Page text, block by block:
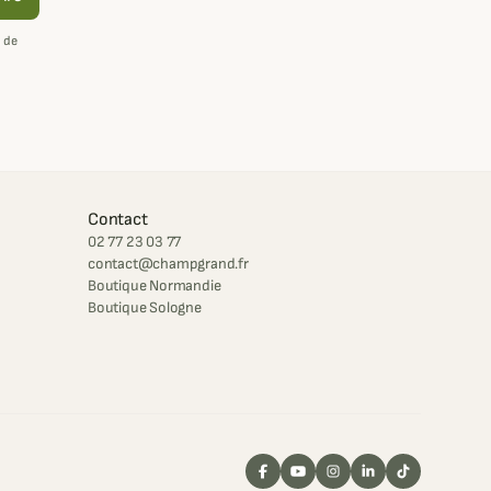
de
Contact
02 77 23 03 77
contact@champgrand.fr
Boutique Normandie
Boutique Sologne